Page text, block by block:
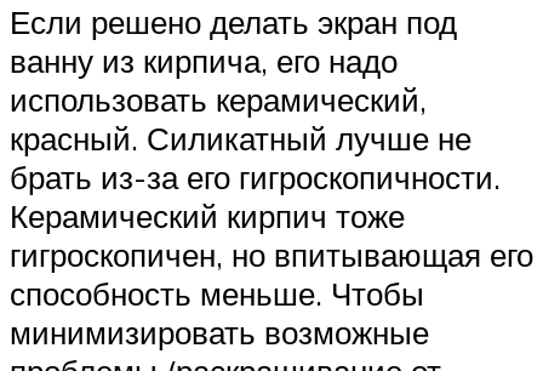
Если решено делать экран под
ванну из кирпича, его надо
использовать керамический,
красный. Силикатный лучше не
брать из-за его гигроскопичности.
Керамический кирпич тоже
гигроскопичен, но впитывающая его
способность меньше. Чтобы
минимизировать возможные